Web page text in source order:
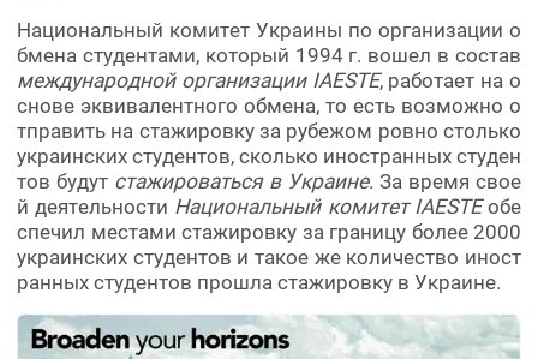
Национальный комитет Украины по организации о
бмена студентами, который 1994 г. вошел в состав
международной организации IAESTE, работает на о
снове эквивалентного обмена, то есть возможно о
тправить на стажировку за рубежом ровно столько
украинских студентов, сколько иностранных студен
тов будут стажироваться в Украине. За время свое
й деятельности Национальный комитет IAESTEобе
спечил местами стажировку за границу более 2000
украинских студентов и такое же количество иност
ранных студентов прошла стажировку в Украине.